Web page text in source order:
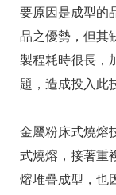
要原因是成型的
品之優勢，但其
製程耗時很長，
題，造成投入此
金屬粉床式燒熔
式燒熔，接著重
熔堆疊成型，也